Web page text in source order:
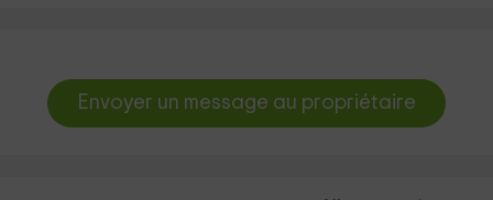
Envoyer un message au propriétaire